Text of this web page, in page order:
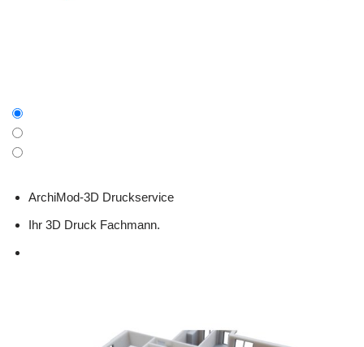
ArchiMod-3D Druckservice
Ihr 3D Druck Fachmann.